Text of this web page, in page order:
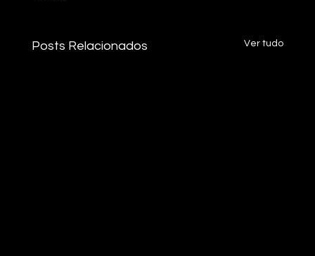
Posts Relacionados Ver tudo